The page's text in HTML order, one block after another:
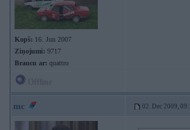
Kopš: 16. Jun 2007
Ziņojumi: 9717
Braucu ar: quattro
mc 02. Dec 2009,